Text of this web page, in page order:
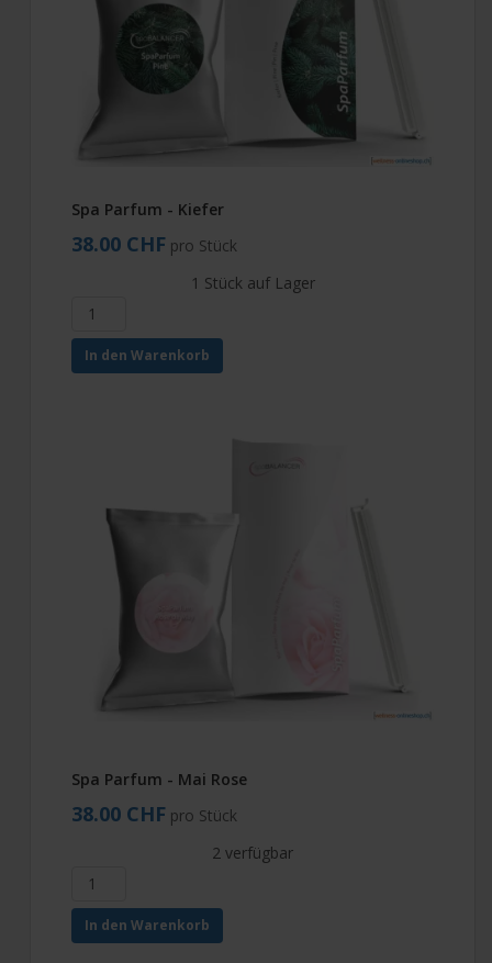
Spa Parfum - Kiefer
38.00 CHF pro Stück
1 Stück auf Lager
In den Warenkorb
Spa Parfum - Mai Rose
38.00 CHF pro Stück
2 verfügbar
In den Warenkorb